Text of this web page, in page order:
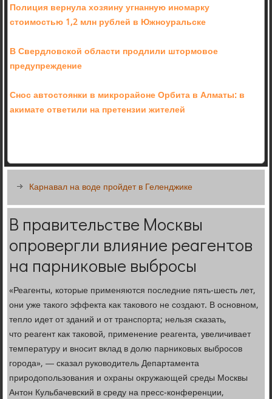
Полиция вернула хозяину угнанную иномарку
стоимостью 1,2 млн рублей в Южноуральске
В Свердловской области продлили штормовое
предупреждение
Снос автостоянки в микрорайоне Орбита в Алматы: в
акимате ответили на претензии жителей
Карнавал на воде пройдет в Геленджике
В правительстве Москвы
опровергли влияние реагентов
на парниковые выбросы
«Реагенты, которые применяются последние пять-шесть лет,
они уже такого эффекта как такового не создают. В основном,
тепло идет от зданий и от транспорта; нельзя сказать,
что реагент как таковой, применение реагента, увеличивает
температуру и вносит вклад в долю парниковых выбросов
города», — сказал руководитель Департамента
природопользования и охраны окружающей среды Москвы
Антон Кульбачевский в среду на пресс-конференции,